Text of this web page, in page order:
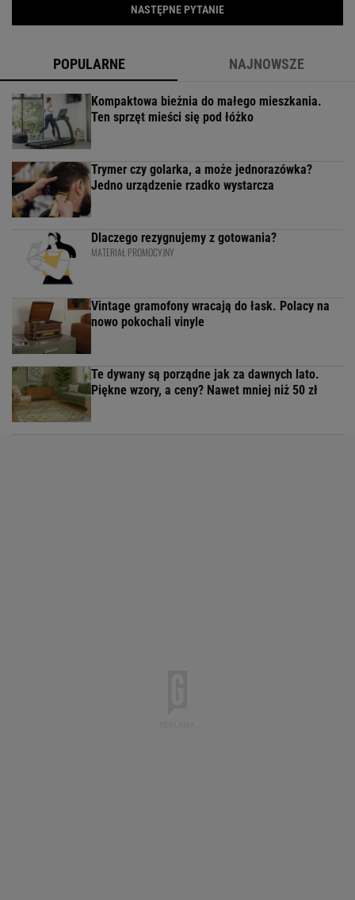
NASTĘPNE PYTANIE
POPULARNE NAJNOWSZE
Kompaktowa bieżnia do małego mieszkania.
Ten sprzęt mieści się pod łóżko
Trymer czy golarka, a może jednorazówka?
Jedno urządzenie rzadko wystarcza
Dlaczego rezygnujemy z gotowania?
MATERIAŁ PROMOCYJNY
Vintage gramofony wracają do łask. Polacy na
nowo pokochali vinyle
Te dywany są porządne jak za dawnych lato.
Piękne wzory, a ceny? Nawet mniej niż 50 zł